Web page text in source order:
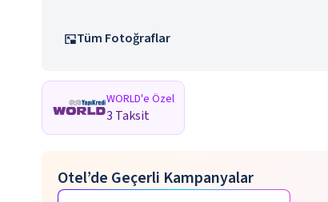
Tüm Fotoğraflar
WORLD'e Özel
3 Taksit
Otel’de Geçerli Kampanyalar